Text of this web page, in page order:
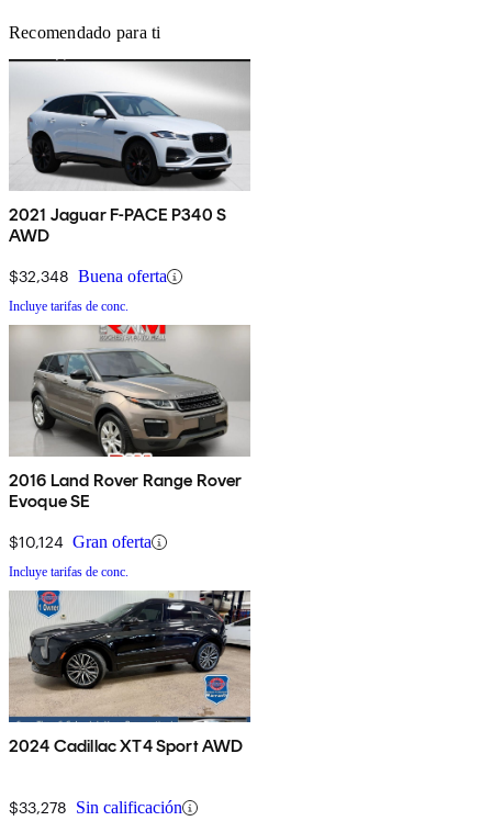
Recomendado para ti
2021 Jaguar F-PACE P340 S
AWD
$32,348 Buena oferta
Incluye tarifas de conc.
2016 Land Rover Range Rover
Evoque SE
$10,124 Gran oferta
Incluye tarifas de conc.
2024 Cadillac XT4 Sport AWD
$33,278 Sin calificación